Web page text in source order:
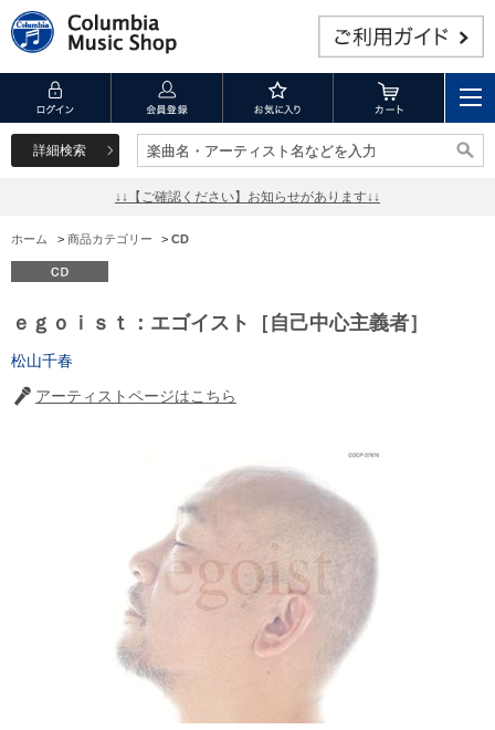
詳細検索 楽曲名・アーティスト名などを入力
楽曲名・アーティスト名などを入力
↓↓【ご確認ください】お知らせがあります↓↓
ホーム > 商品カテゴリー > CD
ｅｇｏｉｓｔ：エゴイスト［自己中心主義者］
松山千春
アーティストページはこちら